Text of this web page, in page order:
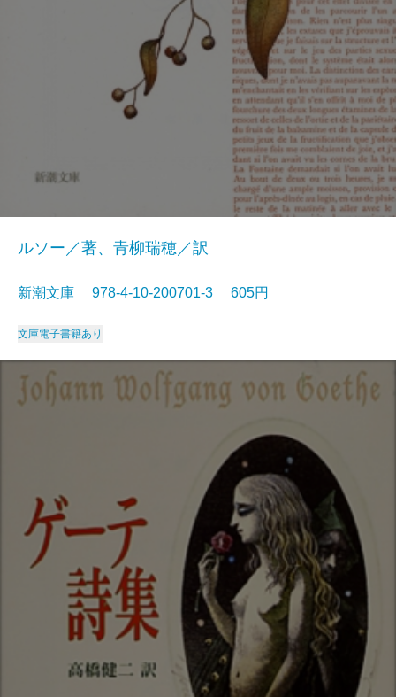
ルソー／著、青柳瑞穂／訳
新潮文庫 978-4-10-200701-3 605円
文庫電子書籍あり